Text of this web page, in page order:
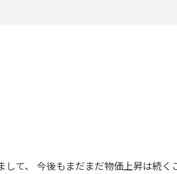
て、 今後もまだまだ物価上昇は続く